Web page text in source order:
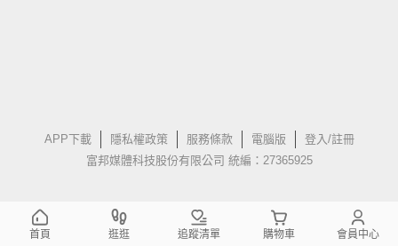
APP下載 隱私權政策 服務條款 電腦版
登入/註冊
富邦媒體科技股份有限公司 統編：27365925
首頁 逛逛 追蹤清單 購物車 會員中心